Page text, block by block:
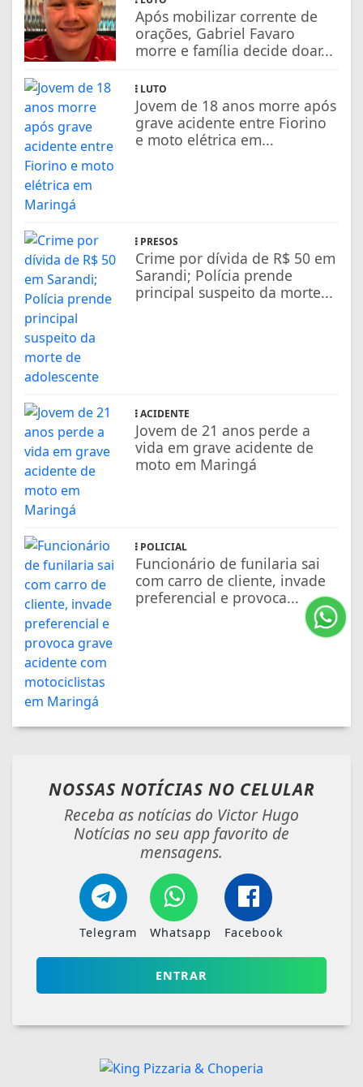
Após mobilizar corrente de
orações, Gabriel Favaro
morre e família decide doar...
LUTO
Jovem de 18 anos morre após
grave acidente entre Fiorino
e moto elétrica em...
PRESOS
Crime por dívida de R$ 50 em
Sarandi; Polícia prende
principal suspeito da morte...
ACIDENTE
Jovem de 21 anos perde a
vida em grave acidente de
moto em Maringá
POLICIAL
Funcionário de funilaria sai
com carro de cliente, invade
preferencial e provoca...
NOSSAS NOTÍCIAS NO CELULAR
Receba as notícias do Victor Hugo
Notícias no seu app favorito de
mensagens.
Telegram Whatsapp Facebook
ENTRAR